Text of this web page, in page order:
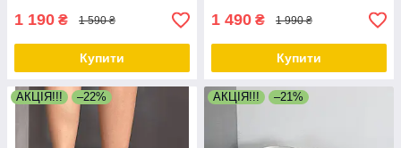
1 190 ₴ 1 590 ₴
Купити
1 490 ₴ 1 990 ₴
Купити
АКЦІЯ!!! –22% АКЦІЯ!!! –21%